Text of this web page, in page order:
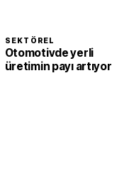
SEKTÖREL
Otomotivde yerli
üretimin payı artıyor